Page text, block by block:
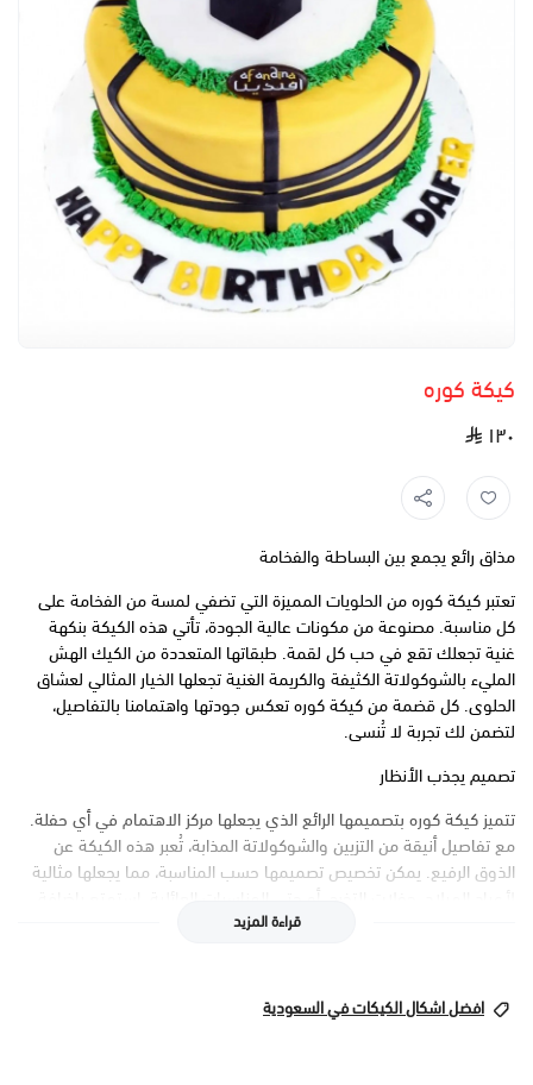
كيكة كوره
١٣٠
مذاق رائع يجمع بين البساطة والفخامة
تعتبر كيكة كوره من الحلويات المميزة التي تضفي لمسة من الفخامة على
كل مناسبة. مصنوعة من مكونات عالية الجودة، تأتي هذه الكيكة بنكهة
غنية تجعلك تقع في حب كل لقمة. طبقاتها المتعددة من الكيك الهش
المليء بالشوكولاتة الكثيفة والكريمة الغنية تجعلها الخيار المثالي لعشاق
الحلوى. كل قضمة من كيكة كوره تعكس جودتها واهتمامنا بالتفاصيل،
لتضمن لك تجربة لا تُنسى.
تصميم يجذب الأنظار
تتميز كيكة كوره بتصميمها الرائع الذي يجعلها مركز الاهتمام في أي حفلة.
مع تفاصيل أنيقة من التزيين والشوكولاتة المذابة، تُعبر هذه الكيكة عن
الذوق الرفيع. يمكن تخصيص تصميمها حسب المناسبة، مما يجعلها مثالية
لمسة جمالية لطاولة الحلويات الخاصة بك مع هذه الكيكة الاستثنائية.
سواء كنت تخطط لاحتفال خاص أو ترغب في الاستمتاع بلحظات مميزة مع
قراءة المزيد
افضل اشكال الكيكات في السعودية